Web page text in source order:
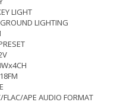
LIGHT
LIGHTING
APE AUDIO FORMAT